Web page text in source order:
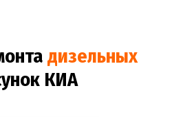
дизельных
КИА